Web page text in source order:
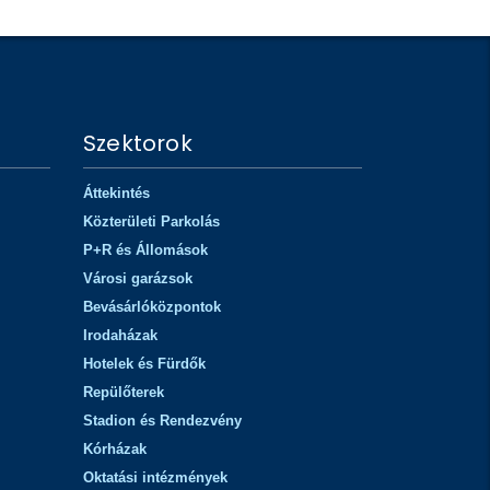
Szektorok
Áttekintés
Közterületi Parkolás
P+R és Állomások
Városi garázsok
Bevásárlóközpontok
Irodaházak
Hotelek és Fürdők
Repülőterek
Stadion és Rendezvény
Kórházak
Oktatási intézmények